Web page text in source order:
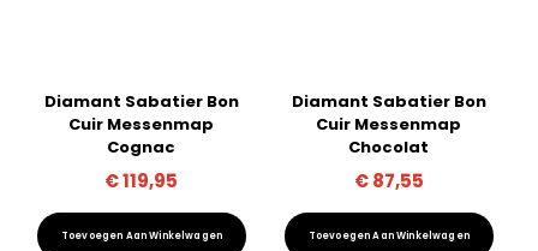
Diamant Sabatier Bon
Cuir Messenmap
Cognac
€119,95
Toevoegen Aan Winkelwagen
Diamant Sabatier Bon
Cuir Messenmap
Chocolat
€87,55
Toevoegen Aan Winkelwagen